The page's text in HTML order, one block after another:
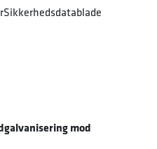
Sikkerhedsdatablade
mod